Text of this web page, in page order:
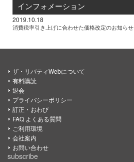
インフォメーション
2019.10.18
消費税率引き上げに合わせた価格改定のお知らせ
ザ・リバティWebについて
有料購読
退会
プライバシーポリシー
訂正・おわび
FAQ よくある質問
ご利用環境
会社案内
お問い合わせ
subscribe